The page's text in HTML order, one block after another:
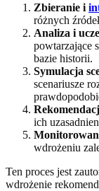
Zbieranie i
różnych
Analiza i
powtarzające
bazie historii.
Symulacja
scenariusze
ich
wdrożeniu
Ten proces jest
wdrożenie